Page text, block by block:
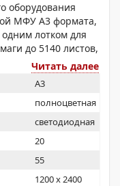
оборудования
МФУ A3 формата,
лотком для
до 5140 листов,
и с
МФУ в
ConnectKey
процедуры за
панели
функционалом
Читать далее
A3
полноцветная
светодиодная
20
55
1200 x 2400